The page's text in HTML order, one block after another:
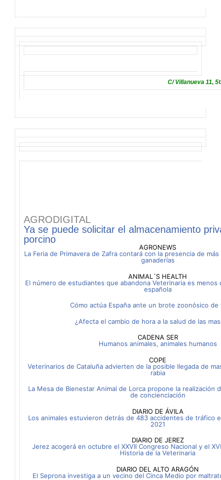
C/ Villanueva 11,
AGRODIGITAL
Ya se puede solicitar el almacenamiento
porcino
AGRONEWS
La Feria de Primavera de Zafra contará con la presencia de
ganaderías
ANIMAL´S HEALTH
El número de estudiantes que abandona Veterinaria es menos
española
Cómo actúa España ante un brote zoonósico de
¿Afecta el cambio de hora a la salud de las
CADENA SER
Humanos animales, animales humanos
COPE
Veterinarios de Cataluña advierten de la posible llegada de
rabia
La Mesa de Bienestar Animal de Lorca propone la realización
de concienciación
DIARIO DE ÁVILA
Los animales estuvieron detrás de 483 accidentes de tráfico
2021
DIARIO DE JEREZ
Jerez acogerá en octubre el XXVII Congreso Nacional y el
Historia de la Veterinaria
DIARIO DEL ALTO ARAGÓN
El Seprona investiga a un vecino del Cinca Medio por